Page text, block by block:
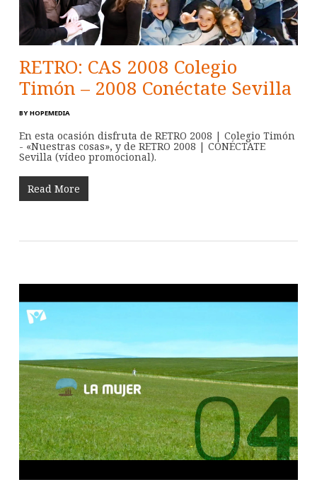
RETRO: CAS 2008 Colegio
Timón – 2008 Conéctate Sevilla
BY HOPEMEDIA
En esta ocasión disfruta de RETRO 2008 | Colegio Timón
- «Nuestras cosas», y de RETRO 2008 | CONÉCTATE
Sevilla (vídeo promocional).
Read More